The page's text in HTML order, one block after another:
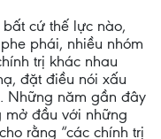
cứ thế lực nào,
phái, nhiều nhóm
trị khác nhau
đặt điều nói xấu
Những năm gần đây
mở đầu với những
rằng “các chính trị